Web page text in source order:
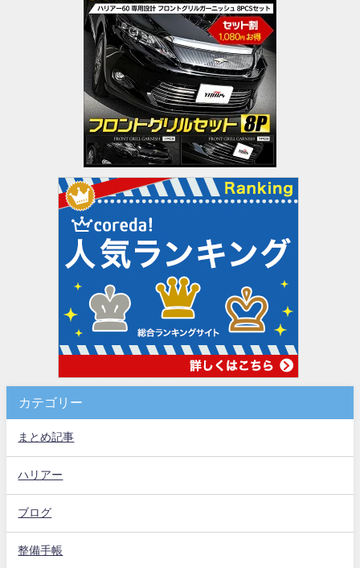
カテゴリー
まとめ記事
ハリアー
ブログ
整備手帳